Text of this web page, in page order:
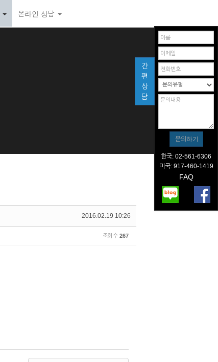
온라인 상담
2016.02.19 10:26
조회 수 267
간
편
상
담
한국: 02-561-6306
미국: 917-460-1419
FAQ